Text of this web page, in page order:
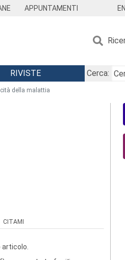
APPUNTAMENTI
RIVISTE
Cerca:
della malattia
CITAMI